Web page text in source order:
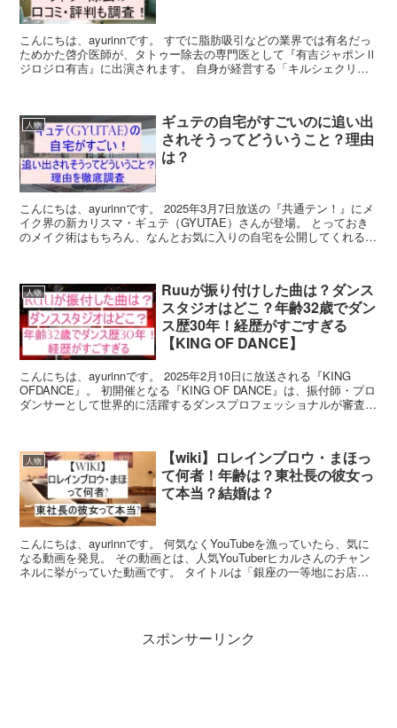
こんにちは、ayurinnです。 すでに脂肪吸引などの業界では有名だっ
ためかた啓介医師が、タトゥー除去の専門医として『有吉ジャポンⅡ
ジロジロ有吉』に出演されます。 自身が経営する「キルシェクリニ
人物
ギュテの自宅がすごいのに追い出
されそうってどういうこと？理由
は？
こんにちは、ayurinnです。 2025年3月7日放送の『共通テン！』にメ
イク界の新カリスマ・ギュテ（GYUTAE）さんが登場。 とっておき
のメイク術はもちろん、なんとお気に入りの自宅を公開してくれるの
人物
Ruuが振り付けした曲は？ダンス
スタジオはどこ？年齢32歳でダン
ス歴30年！経歴がすごすぎる
【KING OF DANCE】
こんにちは、ayurinnです。 2025年2月10日に放送される『KING
OFDANCE』。 初開催となる『KING OF DANCE』は、振付師・プロ
ダンサーとして世界的に活躍するダンスプロフェッショナルが審査員
人物
【wiki】ロレインブロウ・まほっ
て何者！年齢は？東社長の彼女っ
て本当？結婚は？
こんにちは、ayurinnです。 何気なくYouTubeを漁っていたら、気に
なる動画を発見。 その動画とは、人気YouTuberヒカルさんのチャン
ネルに挙がっていた動画です。 タイトルは「銀座の一等地にお店を
スポンサーリンク